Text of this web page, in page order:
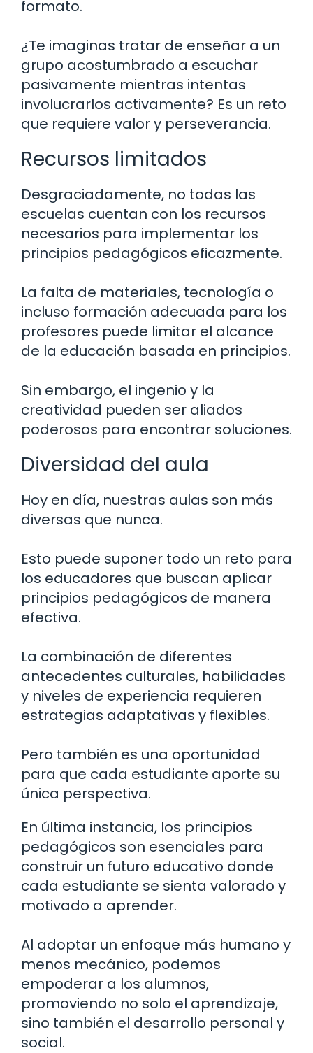
formato.
¿Te imaginas tratar de enseñar a un
grupo acostumbrado a escuchar
pasivamente mientras intentas
involucrarlos activamente? Es un reto
que requiere valor y perseverancia.
Recursos limitados
Desgraciadamente, no todas las
escuelas cuentan con los recursos
necesarios para implementar los
principios pedagógicos eficazmente.
La falta de materiales, tecnología o
incluso formación adecuada para los
profesores puede limitar el alcance
de la educación basada en principios.
Sin embargo, el ingenio y la
creatividad pueden ser aliados
poderosos para encontrar soluciones.
Diversidad del aula
Hoy en día, nuestras aulas son más
diversas que nunca.
Esto puede suponer todo un reto para
los educadores que buscan aplicar
principios pedagógicos de manera
efectiva.
La combinación de diferentes
antecedentes culturales, habilidades
y niveles de experiencia requieren
estrategias adaptativas y flexibles.
Pero también es una oportunidad
para que cada estudiante aporte su
única perspectiva.
En última instancia, los principios
pedagógicos son esenciales para
construir un futuro educativo donde
cada estudiante se sienta valorado y
motivado a aprender.
Al adoptar un enfoque más humano y
menos mecánico, podemos
empoderar a los alumnos,
promoviendo no solo el aprendizaje,
sino también el desarrollo personal y
social.